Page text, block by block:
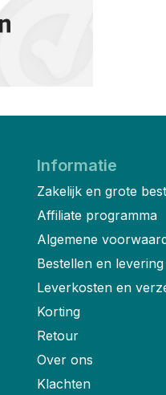
Informatie
Zakelijk en grote
Affiliate programma
Algemene
Bestellen en levering
Leverkosten en
Korting
Retour
Over ons
Klachten